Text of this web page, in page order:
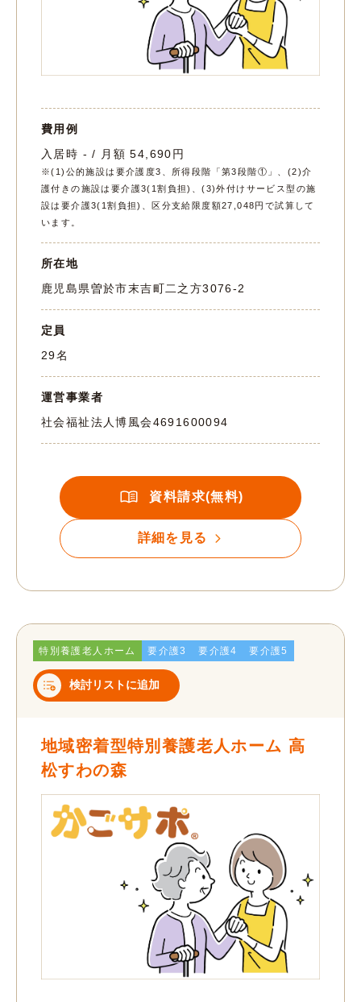
費用例
入居時 - / 月額 54,690円
※(1)公的施設は要介護度3、所得段階「第3段階①」、(2)介
護付きの施設は要介護3(1割負担)、(3)外付けサービス型の施
設は要介護3(1割負担)、区分支給限度額27,048円で試算して
います。
所在地
鹿児島県曽於市末吉町二之方3076-2
定員
29名
運営事業者
社会福祉法人博風会4691600094
資料請求(無料)
詳細を見る
特別養護老人ホーム 要介護3 要介護4 要介護5
検討リストに追加
地域密着型特別養護老人ホーム 高
松すわの森